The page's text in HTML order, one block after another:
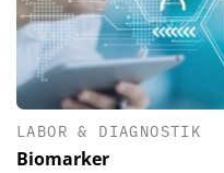
LABOR & DIAGNOSTIK
Biomarker